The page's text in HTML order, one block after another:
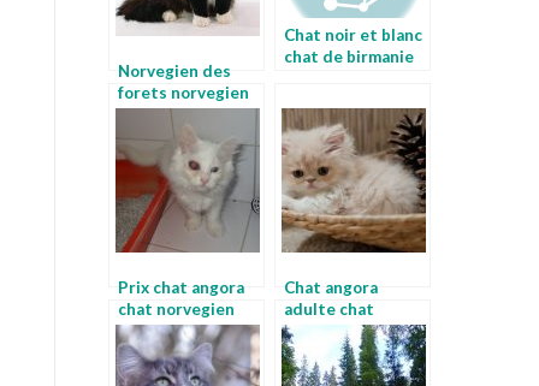
Norvegien des
forets norvegien
des forets
Chat noir et blanc
chat de birmanie
Prix chat angora
chat norvegien
des forets
Chat angora
adulte chat
skogkatt